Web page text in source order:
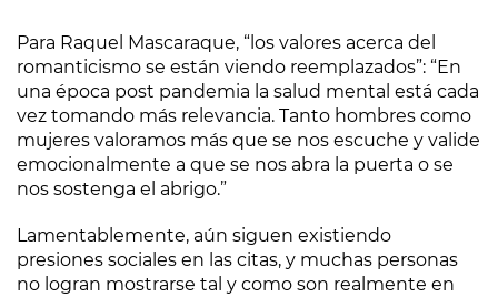
Para Raquel Mascaraque, “los valores acerca del
romanticismo se están viendo reemplazados”: “En
una época post pandemia la salud mental está cada
vez tomando más relevancia. Tanto hombres como
mujeres valoramos más que se nos escuche y valide
emocionalmente a que se nos abra la puerta o se
nos sostenga el abrigo.”
Lamentablemente, aún siguen existiendo
presiones sociales en las citas, y muchas personas
no logran mostrarse tal y como son realmente en